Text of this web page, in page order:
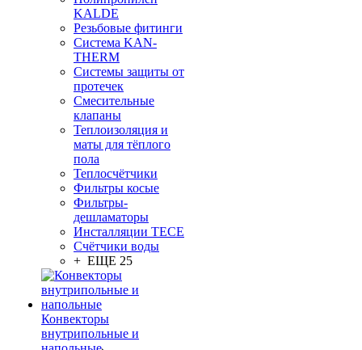
KALDE
Резьбовые фитинги
Система KAN-
THERM
Системы защиты от
протечек
Смесительные
клапаны
Теплоизоляция и
маты для тёплого
пола
Теплосчётчики
Фильтры косые
Фильтры-
дешламаторы
Инсталляции TECE
Счётчики воды
+ ЕЩЕ 25
Конвекторы
внутрипольные и